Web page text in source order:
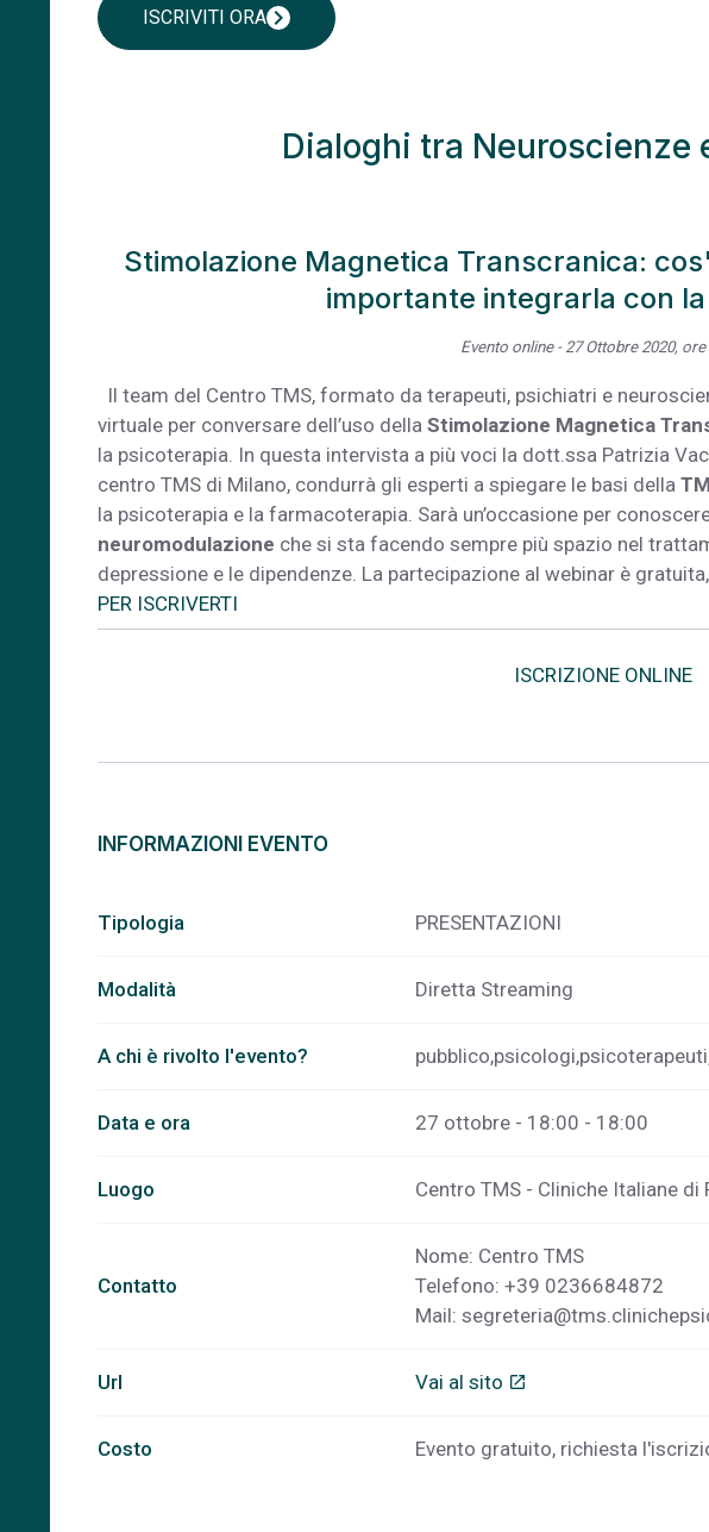
ISCRIVITI ORAchevron_right
Dialoghi tra Neuroscienze
Stimolazione Magnetica Transcranica:
importante integrarla con
Evento online - 27 Ottobre 2020, ore
Il team del Centro TMS, formato da terapeuti, psichiatri e
virtuale per conversare dell’uso della Stimolazione Magnetica
la psicoterapia. In questa intervista a più voci la dott.ssa Patrizia
centro TMS di Milano, condurrà gli esperti a spiegare le basi della
la psicoterapia e la farmacoterapia. Sarà un’occasione per
neuromodulazione che si sta facendo sempre più spazio nel
depressione e le dipendenze. La partecipazione al webinar è
PER ISCRIVERTI
ISCRIZIONE ONLINE
INFORMAZIONI EVENTO
Tipologia PRESENTAZIONI
Modalità Diretta Streaming
A chi è rivolto l'evento?
Data e ora 27 ottobre - 18:00 - 18:00
Luogo Centro TMS - Cliniche Italiane di
Contatto
Nome: Centro TMS
Telefono: +39 0236684872
Mail:
Url Vai al sito open_in_new
Costo Evento gratuito, richiesta